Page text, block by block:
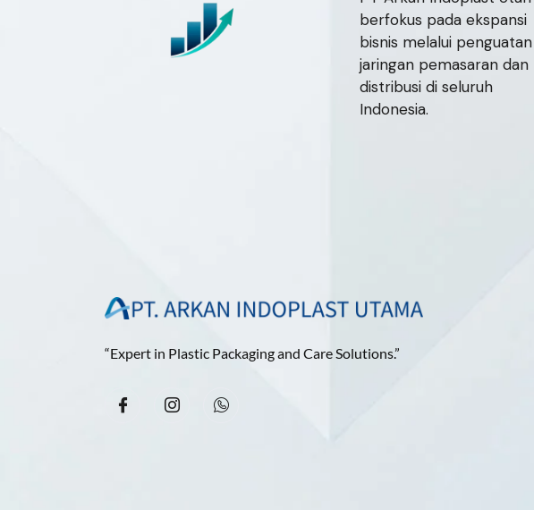
berfokus pada ekspansi
bisnis melalui penguatan
jaringan pemasaran dan
distribusi di seluruh
Indonesia.
“Expert in Plastic Packaging and Care Solutions.”